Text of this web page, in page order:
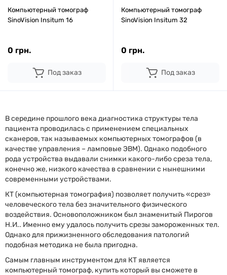
Компьютерный томограф
SinoVision Insitum 16
0 грн.
Под заказ
Компьютерный томограф
SinoVision Insitum 32
0 грн.
Под заказ
В середине прошлого века диагностика структуры тела
пациента проводилась с применением специальных
сканеров, так называемых компьютерных томографов (в
качестве управления – ламповые ЭВМ). Однако подобного
рода устройства выдавали снимки какого-либо среза тела,
конечно же, низкого качества в сравнении с нынешними
современными устройствами.
КТ (компьютерная томография) позволяет получить «срез»
человеческого тела без значительного физического
воздействия. Основоположником был знаменитый Пирогов
Н.И.. Именно ему удалось получить срезы замороженных тел.
Однако для прижизненного обследования патологий
подобная методика не была пригодна.
Самым главным инструментом для КТ является
компьютерный томограф, купить который вы сможете в